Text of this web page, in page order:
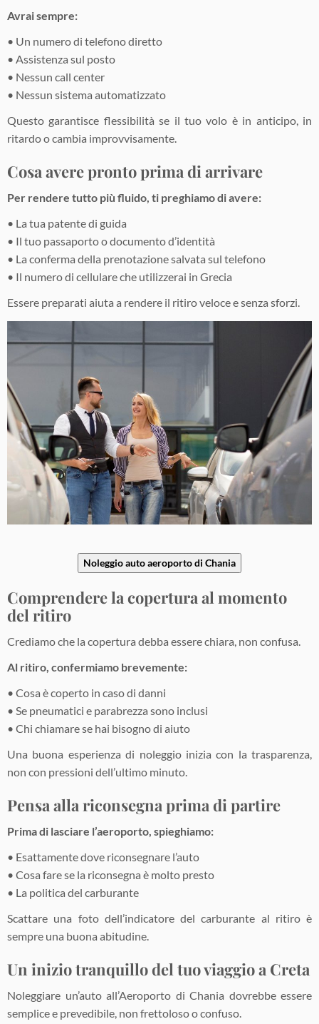
Avrai sempre:
• Un numero di telefono diretto
• Assistenza sul posto
• Nessun call center
• Nessun sistema automatizzato
Questo garantisce flessibilità se il tuo volo è in anticipo, in
ritardo o cambia improvvisamente.
Cosa avere pronto prima di arrivare
Per rendere tutto più fluido, ti preghiamo di avere:
• La tua patente di guida
• Il tuo passaporto o documento d’identità
• La conferma della prenotazione salvata sul telefono
• Il numero di cellulare che utilizzerai in Grecia
Essere preparati aiuta a rendere il ritiro veloce e senza sforzi.
Noleggio auto aeroporto di Chania
Comprendere la copertura al momento
del ritiro
Crediamo che la copertura debba essere chiara, non confusa.
Al ritiro, confermiamo brevemente:
• Cosa è coperto in caso di danni
• Se pneumatici e parabrezza sono inclusi
• Chi chiamare se hai bisogno di aiuto
Una buona esperienza di noleggio inizia con la trasparenza,
non con pressioni dell’ultimo minuto.
Pensa alla riconsegna prima di partire
Prima di lasciare l’aeroporto, spieghiamo:
• Esattamente dove riconsegnare l’auto
• Cosa fare se la riconsegna è molto presto
• La politica del carburante
Scattare una foto dell’indicatore del carburante al ritiro è
sempre una buona abitudine.
Un inizio tranquillo del tuo viaggio a Creta
Noleggiare un’auto all’Aeroporto di Chania dovrebbe essere
semplice e prevedibile, non frettoloso o confuso.